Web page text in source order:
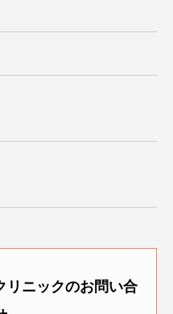
リニックのお問い合